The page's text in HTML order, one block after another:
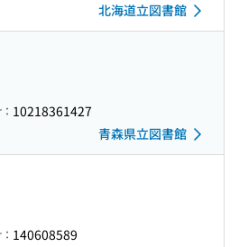
北海道立図書館
10218361427
青森県立図書館
140608589